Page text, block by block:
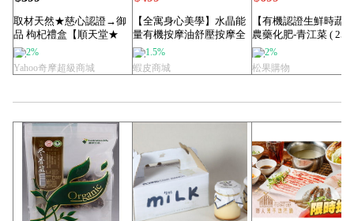
取材天然★慈心認證→御
品 枸杞禮盒【順天堂★
順天本草】
2%
Yahoo奇摩超級商城
【全寓身心美學】水晶能
量有機按摩油舒壓按摩全
程95分(手技9...
1.5%
蝦皮商城
【有機認證生鮮時蔬
農藥化肥-青江菜 (
包)...2%
松果購物